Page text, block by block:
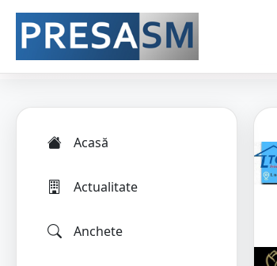
Acasă
Actualitate
Anchete